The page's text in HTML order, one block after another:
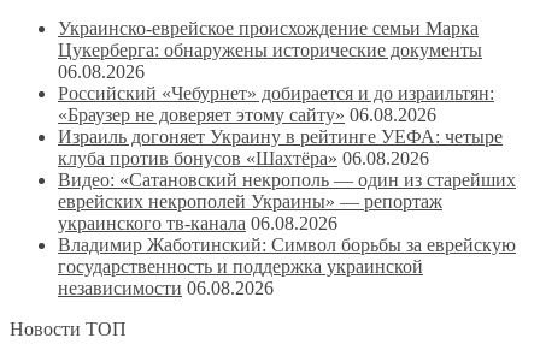
Украинско-еврейское происхождение семьи Марка
Цукерберга: обнаружены исторические документы
06.08.2026
Российский «Чебурнет» добирается и до израильтян:
«Браузер не доверяет этому сайту» 06.08.2026
Израиль догоняет Украину в рейтинге УЕФА: четыре
клуба против бонусов «Шахтёра» 06.08.2026
Видео: «Сатановский некрополь — один из старейших
еврейских некрополей Украины» — репортаж
украинского тв-канала 06.08.2026
Владимир Жаботинский: Символ борьбы за еврейскую
государственность и поддержка украинской
независимости 06.08.2026
Новости ТОП